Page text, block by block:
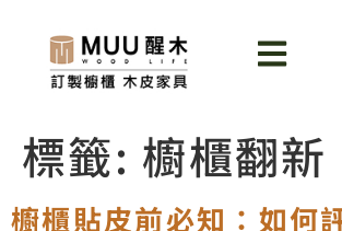
標籤: 櫥櫃翻新
櫥櫃貼皮前必知：如何